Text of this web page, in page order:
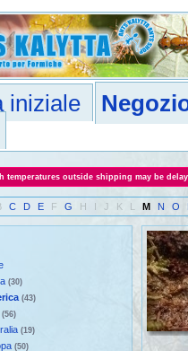
iniziale
temperatures outside shipping may be
C D E F G H I J K L M N O
(30)
(43)
(56)
(19)
(50)